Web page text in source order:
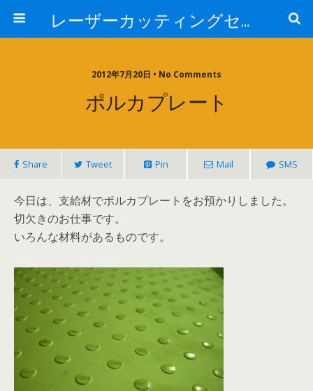
レーザーカッティングセンター 株式会社 中本鉄工所
2012年7月20日 • No Comments
ポルカプレート
Share Tweet Pin Mail SMS
今日は、支給材でポルカプレートをお預かりしました。
切欠きのお仕事です。
いろんな材料があるものです。